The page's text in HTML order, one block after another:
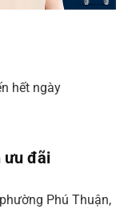
hết ngày
ưu đãi
Phú Thuận,